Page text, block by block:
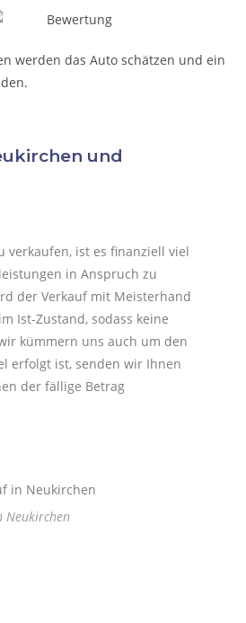
werden das Auto schätzen und ein
und
verkaufen, ist es finanziell viel
in Anspruch zu
der Verkauf mit Meisterhand
Ist-Zustand, sodass keine
kümmern uns auch um den
erfolgt ist, senden wir Ihnen
der fällige Betrag
Neukirchen